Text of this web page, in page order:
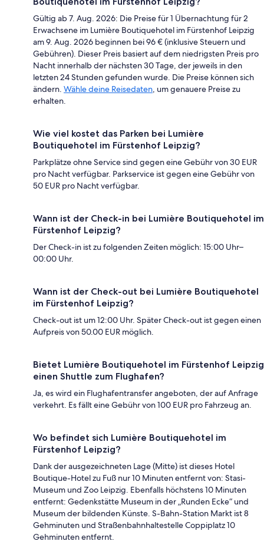
Gültig ab 7. Aug. 2026: Die Preise für 1 Übernachtung für 2
Erwachsene im Lumière Boutiquehotel im Fürstenhof Leipzig
am 9. Aug. 2026 beginnen bei 96 € (inklusive Steuern und
Gebühren). Dieser Preis basiert auf dem niedrigsten Preis pro
Nacht innerhalb der nächsten 30 Tage, der jeweils in den
letzten 24 Stunden gefunden wurde. Die Preise können sich
ändern. Wähle deine Reisedaten, um genauere Preise zu
erhalten.
Wie viel kostet das Parken bei Lumière
Boutiquehotel im Fürstenhof Leipzig?
Parkplätze ohne Service sind gegen eine Gebühr von 30 EUR
pro Nacht verfügbar. Parkservice ist gegen eine Gebühr von
50 EUR pro Nacht verfügbar.
Wann ist der Check-in bei Lumière Boutiquehotel im
Fürstenhof Leipzig?
Der Check-in ist zu folgenden Zeiten möglich: 15:00 Uhr–
00:00 Uhr.
Wann ist der Check-out bei Lumière Boutiquehotel
im Fürstenhof Leipzig?
Check-out ist um 12:00 Uhr. Später Check-out ist gegen einen
Aufpreis von 50.00 EUR möglich.
Bietet Lumière Boutiquehotel im Fürstenhof Leipzig
einen Shuttle zum Flughafen?
Ja, es wird ein Flughafentransfer angeboten, der auf Anfrage
verkehrt. Es fällt eine Gebühr von 100 EUR pro Fahrzeug an.
Wo befindet sich Lumière Boutiquehotel im
Fürstenhof Leipzig?
Dank der ausgezeichneten Lage (Mitte) ist dieses Hotel
Boutique-Hotel zu Fuß nur 10 Minuten entfernt von: Stasi-
Museum und Zoo Leipzig. Ebenfalls höchstens 10 Minuten
entfernt: Gedenkstätte Museum in der „Runden Ecke“ und
Museum der bildenden Künste. S-Bahn-Station Markt ist 8
Gehminuten und Straßenbahnhaltestelle Coppiplatz 10
Gehminuten entfernt.